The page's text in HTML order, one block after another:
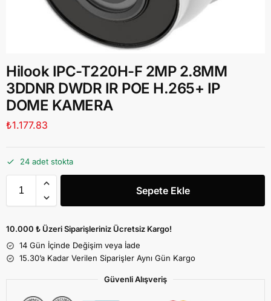
Hilook IPC-T220H-F 2MP 2.8MM
3DDNR DWDR IR POE H.265+ IP
DOME KAMERA
₺1.177.83
24 adet stokta
Sepete Ekle
10.000 ₺ Üzeri Siparişleriniz Ücretsiz Kargo!
14 Gün İçinde Değişim veya İade
15.30’a Kadar Verilen Siparişler Aynı Gün Kargo
Güvenli Alışveriş